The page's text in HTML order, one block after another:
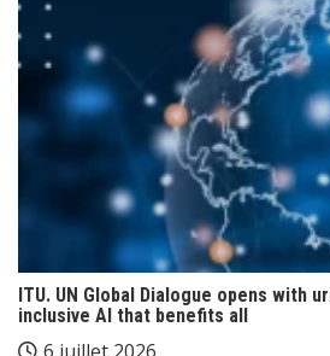
ITU. UN Global Dialogue opens with
inclusive AI that benefits all
6 juillet 2026